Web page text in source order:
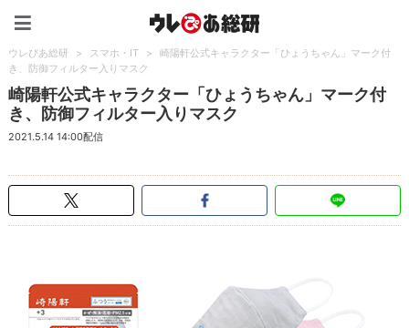
ウレぴあ総研 > スマホ・IT >
崎陽軒公式キャラクター「ひょうちゃん」マーク付
き、防御フィルター入りマスク
崎陽軒公式キャラクター「ひょうちゃん」マーク付
き、防御フィルター入りマスク
2021.5.14 14:00配信